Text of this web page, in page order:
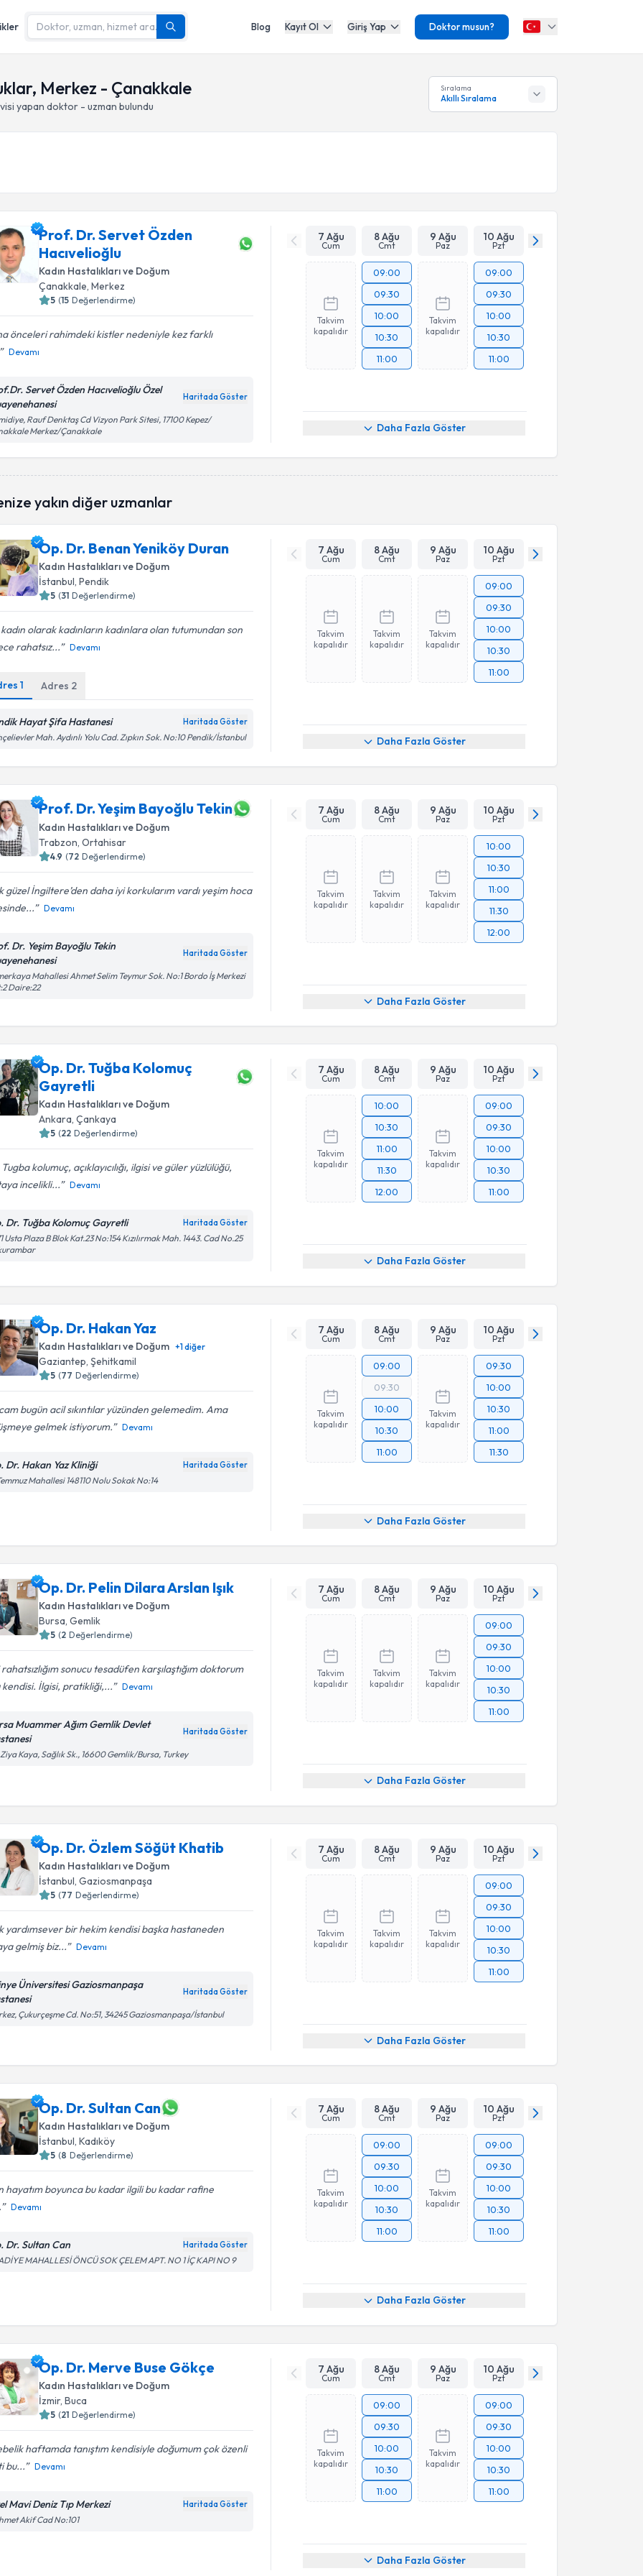
Blog Kayıt Ol Giriş Yap Doktor musun?
Merkez - Çanakkale
yapan doktor - uzman bulundu
Sıralama
Akıllı Sıralama
Prof. Dr. Servet Özden
Hacıvelioğlu
Kadın Hastalıkları ve Doğum
Çanakkale, Merkez
5 (15 Değerlendirme)
önceleri rahimdeki kistler nedeniyle kez farklı
Devamı
Servet Özden Hacıvelioğlu Özel
Haritada Göster
Rauf Denktaş Cd Vizyon Park Sitesi, 17100 Kepez/
Merkez/Çanakkale
7 Ağu
Cum
8 Ağu
Cmt
9 Ağu
Paz
10 Ağu
Pzt
Takvim
kapalıdır
09:00
09:30
10:00
10:30
11:00
Takvim
kapalıdır
09:00
09:30
10:00
10:30
11:00
Daha Fazla Göster
yakın diğer uzmanlar
Op. Dr. Benan Yeniköy Duran
Kadın Hastalıkları ve Doğum
İstanbul, Pendik
5 (31 Değerlendirme)
olarak kadınların kadınlara olan tutumundan son
rahatsız...
Devamı
1 Adres 2
Hayat Şifa Hastanesi Haritada Göster
Mah. Aydınlı Yolu Cad. Zıpkın Sok. No:10 Pendik/İstanbul
7 Ağu
Cum
8 Ağu
Cmt
9 Ağu
Paz
10 Ağu
Pzt
Takvim
kapalıdır
Takvim
kapalıdır
Takvim
kapalıdır
09:00
09:30
10:00
10:30
11:00
Daha Fazla Göster
Prof. Dr. Yeşim Bayoğlu Tekin
Kadın Hastalıkları ve Doğum
Trabzon , Ortahisar
4.9 (72 Değerlendirme)
güzel İngiltere’den daha iyi korkularım vardı yeşim hoca
Devamı
Dr. Yeşim Bayoğlu Tekin
Haritada Göster
Mahallesi Ahmet Selim Teymur Sok. No:1 Bordo İş Merkezi
Daire:22
7 Ağu
Cum
8 Ağu
Cmt
9 Ağu
Paz
10 Ağu
Pzt
Takvim
kapalıdır
Takvim
kapalıdır
Takvim
kapalıdır
10:00
10:30
11:00
11:30
12:00
Daha Fazla Göster
Op. Dr. Tuğba Kolomuç
Gayretli
Kadın Hastalıkları ve Doğum
Ankara, Çankaya
5 (22 Değerlendirme)
kolumuç, açıklayıcılığı, ilgisi ve güler yüzlülüğü,
incelikli...
Devamı
Dr. Tuğba Kolomuç Gayretli Haritada Göster
Usta Plaza B Blok Kat.23 No:154 Kızılırmak Mah. 1443. Cad No.25
7 Ağu
Cum
8 Ağu
Cmt
9 Ağu
Paz
10 Ağu
Pzt
Takvim
kapalıdır
10:00
10:30
11:00
11:30
12:00
Takvim
kapalıdır
09:00
09:30
10:00
10:30
11:00
Daha Fazla Göster
Op. Dr. Hakan Yaz
Kadın Hastalıkları ve Doğum +1diğer
Gaziantep , Şehitkamil
5 (77 Değerlendirme)
bugün acil sıkıntılar yüzünden gelemedim. Ama
gelmek istiyorum.
Devamı
Dr. Hakan Yaz Kliniği Haritada Göster
Mahallesi 148110 Nolu Sokak No:14
7 Ağu
Cum
8 Ağu
Cmt
9 Ağu
Paz
10 Ağu
Pzt
Takvim
kapalıdır
09:00
09:30
10:00
10:30
11:00
Takvim
kapalıdır
09:30
10:00
10:30
11:00
11:30
Daha Fazla Göster
Op. Dr. Pelin Dilara Arslan Işık
Kadın Hastalıkları ve Doğum
Bursa, Gemlik
5 (2 Değerlendirme)
sonucu tesadüfen karşılaştığım doktorum
kendisi. İlgisi, pratikliği,...
Devamı
Muammer Ağım Gemlik Devlet
Haritada Göster
Kaya, Sağlık Sk., 16600 Gemlik/Bursa, Turkey
7 Ağu
Cum
8 Ağu
Cmt
9 Ağu
Paz
10 Ağu
Pzt
Takvim
kapalıdır
Takvim
kapalıdır
Takvim
kapalıdır
09:00
09:30
10:00
10:30
11:00
Daha Fazla Göster
Op. Dr. Özlem Söğüt Khatib
Kadın Hastalıkları ve Doğum
İstanbul , Gaziosmanpaşa
5 (77 Değerlendirme)
yardımsever bir hekim kendisi başka hastaneden
gelmiş biz...
Devamı
Üniversitesi Gaziosmanpaşa
Haritada Göster
Çukurçeşme Cd. No:51, 34245 Gaziosmanpaşa/İstanbul
7 Ağu
Cum
8 Ağu
Cmt
9 Ağu
Paz
10 Ağu
Pzt
Takvim
kapalıdır
Takvim
kapalıdır
Takvim
kapalıdır
09:00
09:30
10:00
10:30
11:00
Daha Fazla Göster
Op. Dr. Sultan Can
Kadın Hastalıkları ve Doğum
İstanbul, Kadıköy
5 (8 Değerlendirme)
hayatım boyunca bu kadar ilgili bu kadar rafine
Devamı
Dr. Sultan Can Haritada Göster
MAHALLESİ ÖNCÜ SOK ÇELEM APT. NO 1 İÇ KAPI NO 9
7 Ağu
Cum
8 Ağu
Cmt
9 Ağu
Paz
10 Ağu
Pzt
Takvim
kapalıdır
09:00
09:30
10:00
10:30
11:00
Takvim
kapalıdır
09:00
09:30
10:00
10:30
11:00
Daha Fazla Göster
Op. Dr. Merve Buse Gökçe
Kadın Hastalıkları ve Doğum
İzmir, Buca
5 (21 Değerlendirme)
haftamda tanıştım kendisiyle doğumum çok özenli
bu...
Devamı
Mavi Deniz Tıp Merkezi Haritada Göster
Akif Cad No:101
7 Ağu
Cum
8 Ağu
Cmt
9 Ağu
Paz
10 Ağu
Pzt
Takvim
kapalıdır
09:00
09:30
10:00
10:30
11:00
Takvim
kapalıdır
09:00
09:30
10:00
10:30
11:00
Daha Fazla Göster